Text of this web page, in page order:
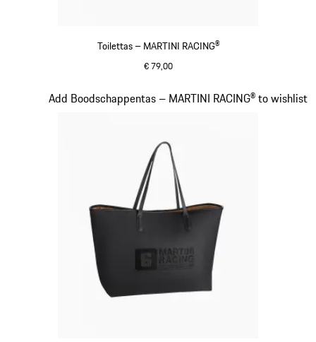
Toilettas – MARTINI RACING®
€ 79,00
Add Boodschappentas – MARTINI RACING® to wishlist
Dia 18 van 20